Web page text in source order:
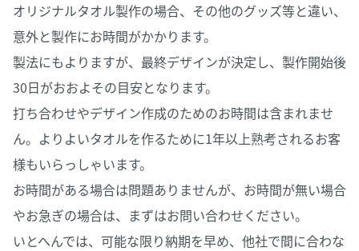
オリジナルタオル製作の場合、その他のグッズ等と違い、
意外と製作にお時間がかかります。
製法にもよりますが、最終デザインが決定し、製作開始後
30日がおおよその目安となります。
打ち合わせやデザイン作成のためのお時間は含まれませ
ん。よりよいタオルを作るために1年以上熟考されるお客
様もいらっしゃいます。
お時間がある場合は問題ありませんが、お時間が無い場合
やお急ぎの場合は、まずはお問い合わせください。
いとへんでは、可能な限り納期を早め、他社で間に合わな